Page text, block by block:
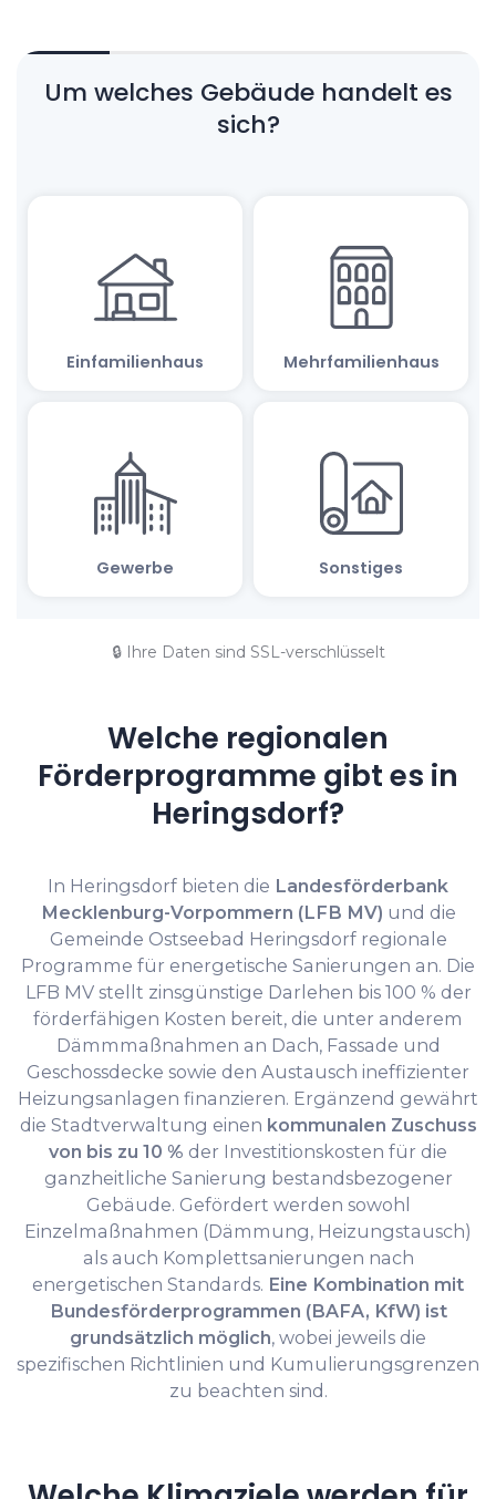
🔒 Ihre Daten sind SSL-verschlüsselt
Welche regionalen
Förderprogramme gibt es in
Heringsdorf?
In Heringsdorf bieten die Landesförderbank
Mecklenburg-Vorpommern (LFB MV) und die
Gemeinde Ostseebad Heringsdorf regionale
Programme für energetische Sanierungen an. Die
LFB MV stellt zinsgünstige Darlehen bis 100 % der
förderfähigen Kosten bereit, die unter anderem
Dämmmaßnahmen an Dach, Fassade und
Geschossdecke sowie den Austausch ineffizienter
Heizungsanlagen finanzieren. Ergänzend gewährt
die Stadtverwaltung einen kommunalen Zuschuss
von bis zu 10 % der Investitionskosten für die
ganzheitliche Sanierung bestandsbezogener
Gebäude. Gefördert werden sowohl
Einzelmaßnahmen (Dämmung, Heizungstausch)
als auch Komplettsanierungen nach
energetischen Standards. Eine Kombination mit
Bundesförderprogrammen (BAFA, KfW) ist
grundsätzlich möglich, wobei jeweils die
spezifischen Richtlinien und Kumulierungsgrenzen
zu beachten sind.